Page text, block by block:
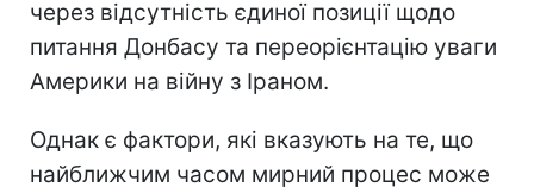
через відсутність єдиної позиції щодо
питання Донбасу та переорієнтацію уваги
Америки на війну з Іраном.
Однак є фактори, які вказують на те, що
найближчим часом мирний процес може